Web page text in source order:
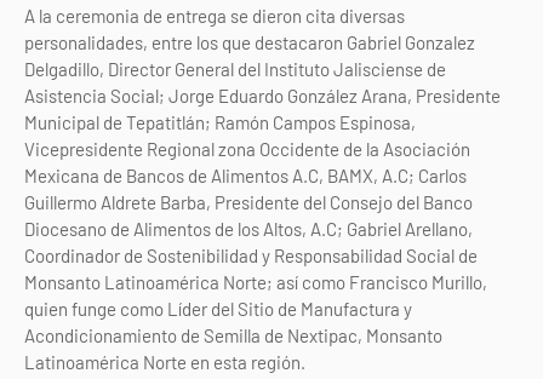
A la ceremonia de entrega se dieron cita diversas
personalidades, entre los que destacaron Gabriel Gonzalez
Delgadillo, Director General del Instituto Jalisciense de
Asistencia Social; Jorge Eduardo González Arana, Presidente
Municipal de Tepatitlán; Ramón Campos Espinosa,
Vicepresidente Regional zona Occidente de la Asociación
Mexicana de Bancos de Alimentos A.C, BAMX, A.C; Carlos
Guillermo Aldrete Barba, Presidente del Consejo del Banco
Diocesano de Alimentos de los Altos, A.C; Gabriel Arellano,
Coordinador de Sostenibilidad y Responsabilidad Social de
Monsanto Latinoamérica Norte; así como Francisco Murillo,
quien funge como Líder del Sitio de Manufactura y
Acondicionamiento de Semilla de Nextipac, Monsanto
Latinoamérica Norte en esta región.